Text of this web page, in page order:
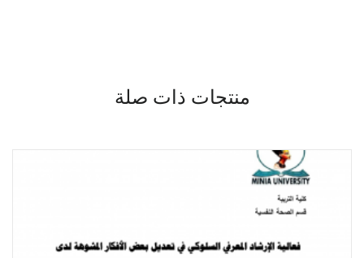
منتجات ذات صلة